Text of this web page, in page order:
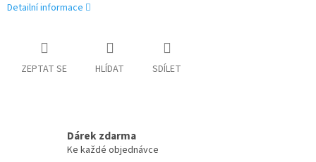
Detailní informace
ZEPTAT SE HLÍDAT SDÍLET
Dárek zdarma
Ke každé objednávce